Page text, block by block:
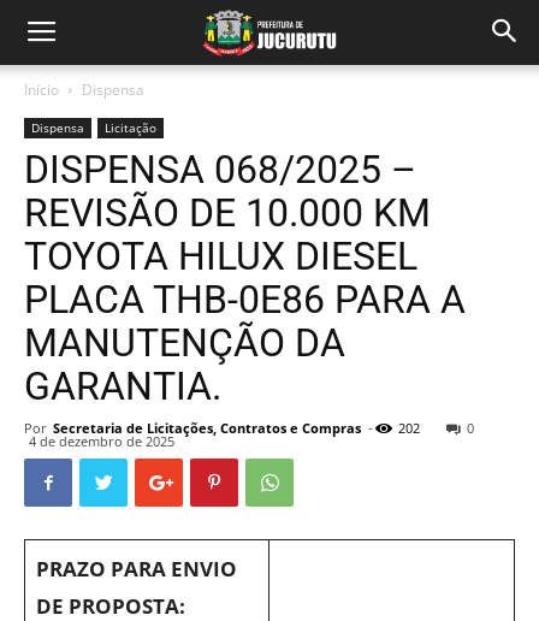
Início Dispensa
Dispensa Licitação
DISPENSA 068/2025 –
REVISÃO DE 10.000 KM
TOYOTA HILUX DIESEL
PLACA THB-0E86 PARA A
MANUTENÇÃO DA
GARANTIA.
Por Secretaria de Licitações, Contratos e Compras -
4 de dezembro de 2025
202 0
PRAZO PARA ENVIO
DE PROPOSTA: